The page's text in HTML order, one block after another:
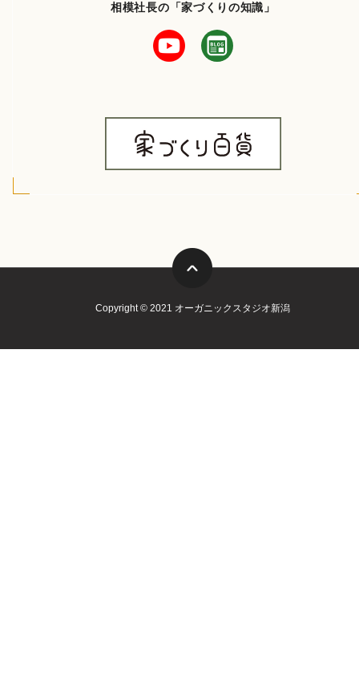
相模社長の「家づくりの知識」
Copyright © 2021 オーガニックスタジオ新潟